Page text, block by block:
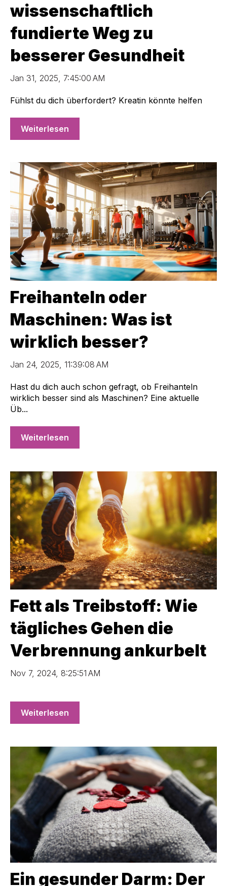
wissenschaftlich
fundierte Weg zu
besserer Gesundheit
Jan 31, 2025, 7:45:00 AM
Fühlst du dich überfordert? Kreatin könnte helfen
Weiterlesen
Freihanteln oder
Maschinen: Was ist
wirklich besser?
Jan 24, 2025, 11:39:08 AM
Hast du dich auch schon gefragt, ob Freihanteln
wirklich besser sind als Maschinen? Eine aktuelle
Üb...
Weiterlesen
Fett als Treibstoff: Wie
tägliches Gehen die
Verbrennung ankurbelt
Nov 7, 2024, 8:25:51 AM
Weiterlesen
Ein gesunder Darm: Der